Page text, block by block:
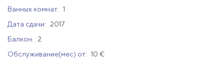
Ванных комнат: 1
Дата сдачи:
2017
Балкон:
2
Обслуживание(мес) от: 10 €